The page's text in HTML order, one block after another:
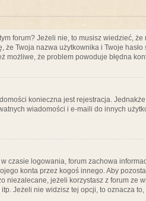
forum? Jeżeli nie, to musisz wiedzieć,
Twoja nazwa użytkownika i Twoje
możliwe, że problem powoduje błędna
konieczna jest rejestracja.
wiadomości i e-maili do innych
w czasie logowania, forum zachowa
konta przez kogoś innego. Aby
jeżeli korzystasz z forum ze
Jeżeli nie widzisz tej opcji, to oznacza